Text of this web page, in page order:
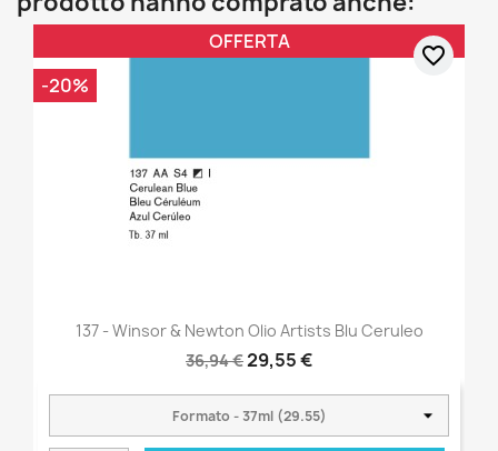
137 - Winsor & Newton Olio Artists Blu Ceruleo
36,94 €29,55 €
OFFERTA
-20%
favorite_border